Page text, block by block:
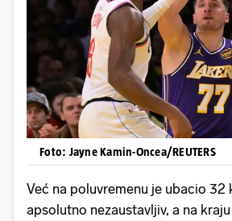
Foto: Jayne Kamin-Oncea/REUTERS
Već na poluvremenu je ubacio 32
apsolutno nezaustavljiv, a na